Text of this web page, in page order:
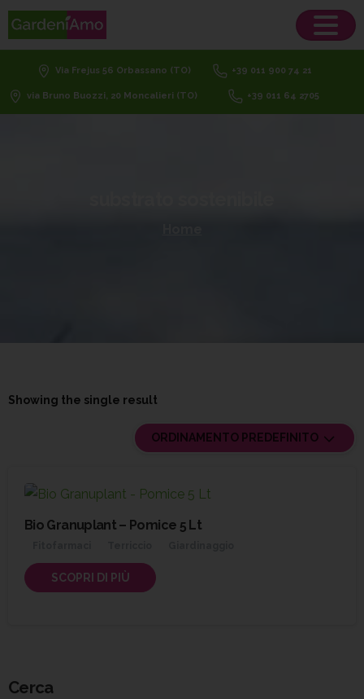
Via Frejus 56 Orbassano (TO) +39 011 900 74 21
via Bruno Buozzi, 20 Moncalieri (TO) +39 011 64 2705
Showing the single result
ORDINAMENTO PREDEFINITO
Bio Granuplant – Pomice 5 Lt
SCOPRI DI PIÙ
Cerca